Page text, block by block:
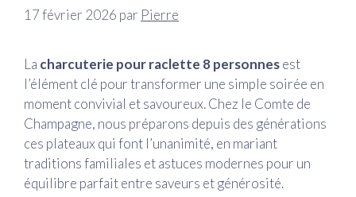
17 février 2026 par Pierre
La charcuterie pour raclette 8 personnesest
l’élément clé pour transformer une simple soirée en
moment convivial et savoureux. Chez le Comte de
Champagne, nous préparons depuis des générations
ces plateaux qui font l’unanimité, en mariant
traditions familiales et astuces modernes pour un
équilibre parfait entre saveurs et générosité.